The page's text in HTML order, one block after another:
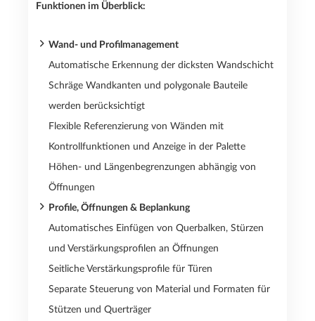
Funktionen im Überblick:
Wand- und Profilmanagement
Automatische Erkennung der dicksten Wandschicht
Schräge Wandkanten und polygonale Bauteile
werden berücksichtigt
Flexible Referenzierung von Wänden mit
Kontrollfunktionen und Anzeige in der Palette
Höhen- und Längenbegrenzungen abhängig von
Öffnungen
Profile, Öffnungen & Beplankung
Automatisches Einfügen von Querbalken, Stürzen
und Verstärkungsprofilen an Öffnungen
Seitliche Verstärkungsprofile für Türen
Separate Steuerung von Material und Formaten für
Stützen und Querträger